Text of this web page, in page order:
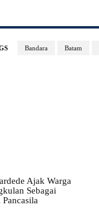
Bandara Batam
Ajak Warga
Sebagai